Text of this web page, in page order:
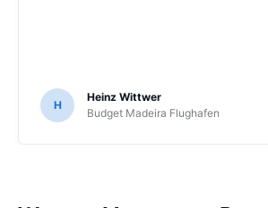
H
Heinz Wittwer
Budget Madeira Flughafen